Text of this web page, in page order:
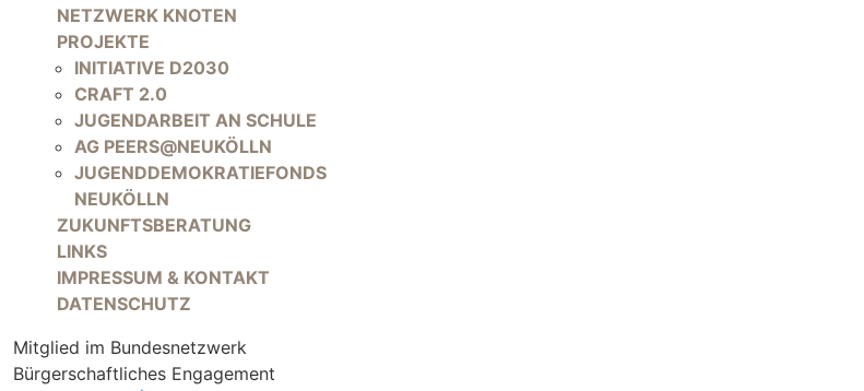
NAVIGATION ÜBERSPRINGEN
NETZWERK KNOTEN
PROJEKTE
INITIATIVE D2030
CRAFT 2.0
JUGENDARBEIT AN SCHULE
AG PEERS@NEUKÖLLN
JUGENDDEMOKRATIEFONDS
NEUKÖLLN
ZUKUNFTSBERATUNG
LINKS
IMPRESSUM & KONTAKT
DATENSCHUTZ
Mitglied im Bundesnetzwerk
Bürgerschaftliches Engagement